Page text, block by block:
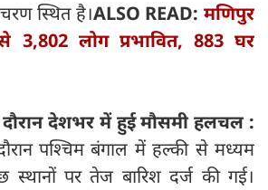
स्थित है।ALSO READ:मणिपुर
3,802 लोग प्रभावित, 883 घर
देशभर में हुई मौसमी हलचल :
पश्चिम बंगाल में हल्की से मध्यम
पर तेज बारिश दर्ज की गई।